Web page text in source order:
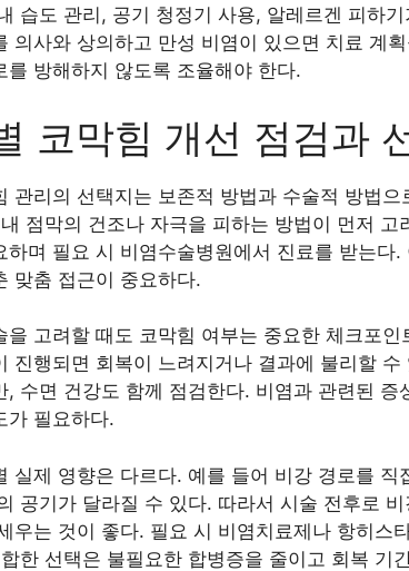
습도 관리, 공기 청정기 사용, 알레르겐 피하
의사와 상의하고 만성 비염이 있으면 치료 계
를 방해하지 않도록 조율해야 한다.
코막힘 개선 점검과
관리의 선택지는 보존적 방법과 수술적 방법
점막의 건조나 자극을 피하는 방법이 먼저 고
하며 필요 시 비염수술병원에서 진료를 받는다
맞춤 접근이 중요하다.
을 고려할 때도 코막힘 여부는 중요한 체크포
진행되면 회복이 느려지거나 결과에 불리할
, 수면 건강도 함께 점검한다. 비염과 관련된
가 필요하다.
실제 영향은 다르다. 예를 들어 비강 경로를 직
공기가 달라질 수 있다. 따라서 시술 전후로
우는 것이 좋다. 필요 시 비염치료제나 항히스
한 선택은 불필요한 합병증을 줄이고 회복 기